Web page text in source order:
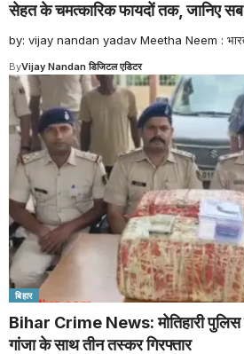
सेहत के चमत्कारिक फायदों तक, जानिए
by: vijay nandan yadav Meetha Neem :
ByVijay Nandan डिजिटल एडिटर
बिहार
Bihar Crime News: मोतिहारी
गांजा के साथ तीन तस्कर गिरफ्तार